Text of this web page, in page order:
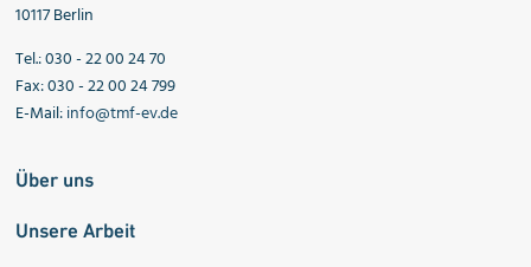
10117 Berlin
Tel.: 030 - 22 00 24 70
Fax: 030 - 22 00 24 799
E-Mail:info@tmf-ev.de
Über uns
Unsere Arbeit